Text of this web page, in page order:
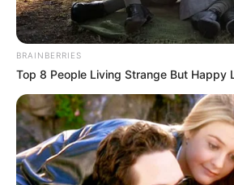
BRAINBERRIES
Top 8 People Living Strange But Happy